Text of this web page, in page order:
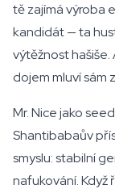
tě zajímá výroba
kandidát — ta
výtěžnost hašiše.
dojem mluví sám
Mr. Nice jako
Shantibabaův
smyslu: stabilní
nafukování. Když